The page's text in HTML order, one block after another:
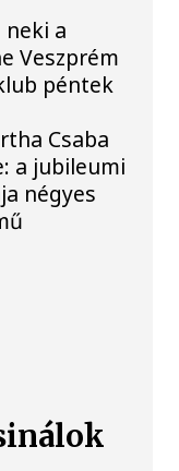
a
Veszprém
péntek
Csaba
a jubileumi
négyes